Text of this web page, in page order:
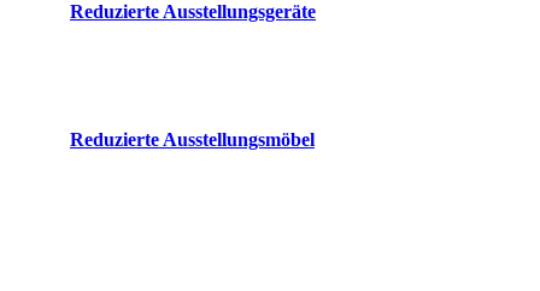
Reduzierte Ausstellungsgeräte
Reduzierte Ausstellungsmöbel